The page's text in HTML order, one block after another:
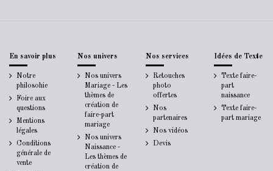
En savoir plus
Notre
philosohie
Foire aux
questions
Mentions
légales
Conditions
générale de
vente
Nos univers
Nos univers
Mariage - Les
thèmes de
création de
faire-part
mariage
Nos univers
Naissance -
Les thèmes de
création de
Nos services
Retouches
photo
offertes
Nos
partenaires
Nos vidéos
Devis
Idées de Texte
Texte faire-
part
naissance
Texte faire-
part mariage